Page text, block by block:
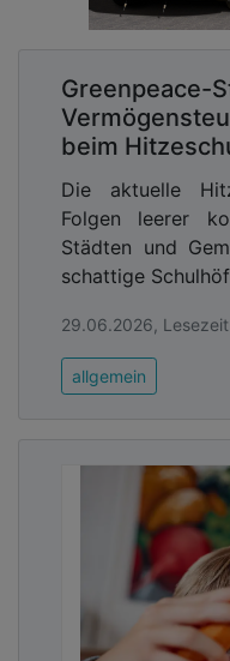
Greenpeace-
beim
Die aktuelle
Folgen leerer
Städten und
schattige
29.06.2026,
allgemein